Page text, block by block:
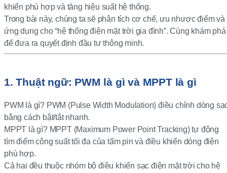
khiển phù hợp và tăng hiệu suất hệ thống.
Trong bài này, chúng ta sẽ phân tích cơ chế, ưu nhược điểm và
ứng dụng cho “hệ thống điện mặt trời gia đình”. Cùng khám phá
để đưa ra quyết định đầu tư thông minh.
1. Thuật ngữ: PWM là gì và MPPT là gì
PWM là gì? PWM (Pulse Width Modulation) điều chỉnh dòng
bằng cách bật/tắt nhanh.
MPPT là gì? MPPT (Maximum Power Point Tracking) tự động
tìm điểm công suất tối đa của tấm pin và điều khiển dòng điện
phù hợp.
Cả hai đều thuộc nhóm bộ điều khiển sạc điện mặt trời cho hệ